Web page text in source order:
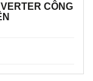
CÔNG